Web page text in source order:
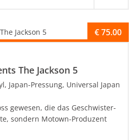
The Jackson 5
€75.00
Japan-Pressung, Universal Japan
gewesen, die das Geschwister-
sondern Motown-Produzent